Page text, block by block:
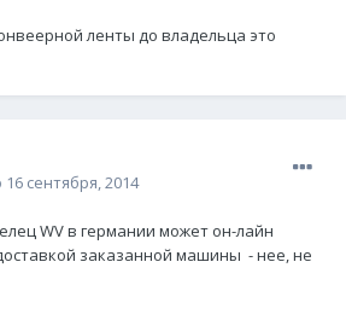
ленты до владельца это
16 сентября, 2014
WV в германии может он-лайн
заказанной машины - нее, не